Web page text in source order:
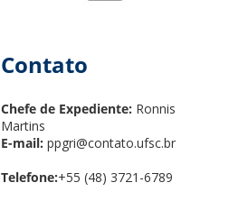
Contato
Chefe de Expediente: Ronnis
Martins
E-mail: ppgri@contato.ufsc.br
Telefone:+55 (48) 3721-6789